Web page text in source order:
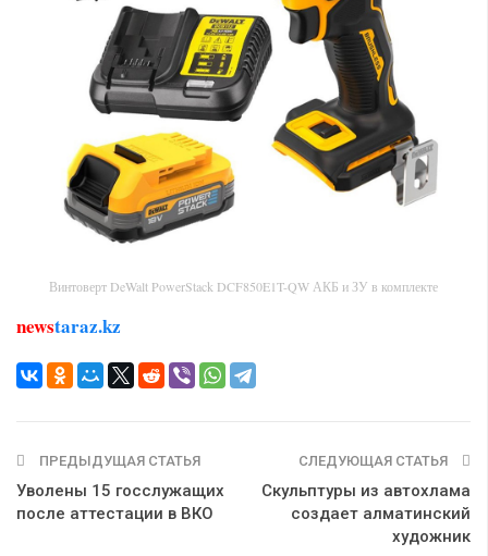
Винтоверт DeWalt PowerStack DCF850E1T-QW АКБ и ЗУ в комплекте
newstaraz.kz
ПРЕДЫДУЩАЯ СТАТЬЯ
Уволены 15 госслужащих
после аттестации в ВКО
СЛЕДУЮЩАЯ СТАТЬЯ
Скульптуры из автохлама
создает алматинский
художник